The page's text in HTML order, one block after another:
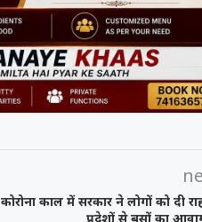
कोरोना काल में सरकार ने लोगों को दी
प्रदेशों से बसों का